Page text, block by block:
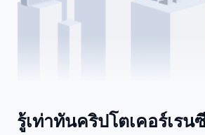
รู้เท่าทันคริปโตเคอร์เรน